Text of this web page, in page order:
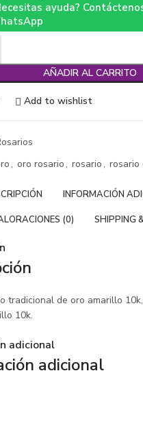
ayuda?
AÑADIR AL CARRITO
Add to wishlist
, oro rosario, rosario, rosario
INFORMACIÓN
(0) SHIPPING
tradicional de oro amarillo
10k.
adicional
adicional